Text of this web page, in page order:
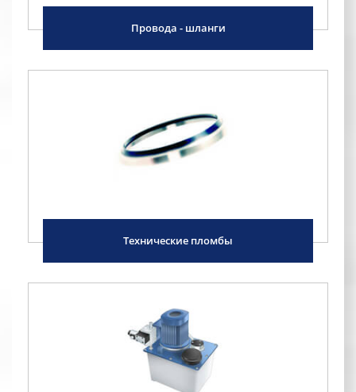
Провода - шланги
Технические пломбы